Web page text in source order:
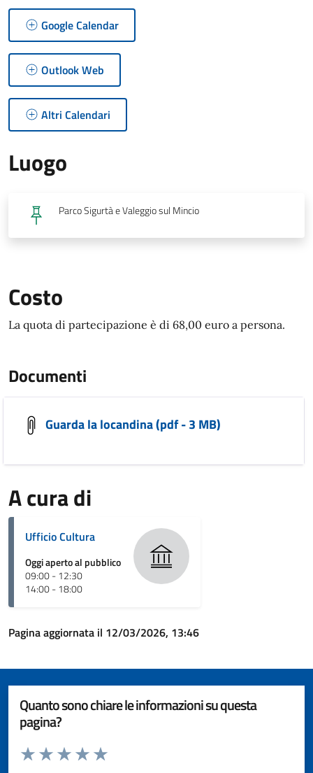
Google Calendar
Outlook Web
Altri Calendari
Luogo
Parco Sigurtà e Valeggio sul Mincio
Costo
La quota di partecipazione è di 68,00 euro a persona.
Documenti
Guarda la locandina (pdf - 3 MB)
A cura di
Ufficio Cultura
Oggi aperto al pubblico
09:00 - 12:30
14:00 - 18:00
Pagina aggiornata il 12/03/2026, 13:46
Quanto sono chiare le informazioni su questa
pagina?
Valuta da 1 a 5 stelle la pagina